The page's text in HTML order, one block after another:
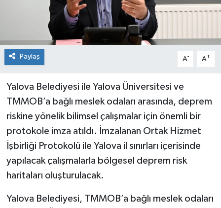
Paylaş A- A+
Yalova Belediyesi ile Yalova Üniversitesi ve
TMMOB’a bağlı meslek odaları arasında, deprem
riskine yönelik bilimsel çalışmalar için önemli bir
protokole imza atıldı. İmzalanan Ortak Hizmet
İşbirliği Protokolü ile Yalova il sınırları içerisinde
yapılacak çalışmalarla bölgesel deprem risk
haritaları oluşturulacak.
Yalova Belediyesi, TMMOB’a bağlı meslek odaları